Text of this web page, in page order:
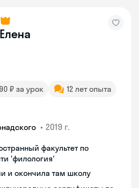
Елена
₽ за урок
12 лет опыта
• 2019 г.
факультет по
'филология'
и окончила там школу